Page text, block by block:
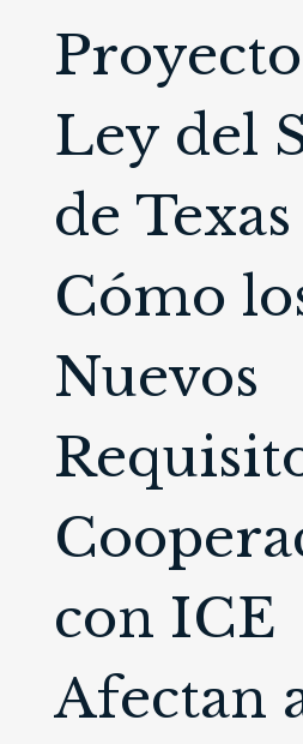
Ley del
de Texas
Cómo
Nuevos
con ICE
Afectan